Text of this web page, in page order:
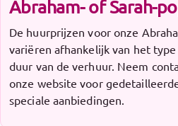
Abraham- of Sarah-
De huurprijzen voor onze
variëren afhankelijk van het
duur van de verhuur. Neem
onze website voor
speciale aanbiedingen.